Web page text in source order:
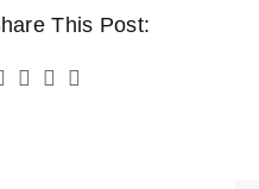
This Post: